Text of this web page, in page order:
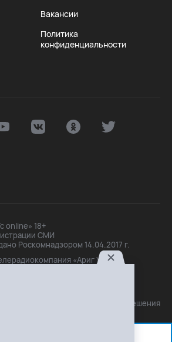
Вакансии
Политика
конфиденциальности
online» 18+
СМИ
Роскомнадзором 14.04.2017 г.
«Ариг Ус»,
Маханова О.Б.
30-14,
только с письменного разрешения
прямая активная ссылка на
файлы cookie и сервисы аналитики.